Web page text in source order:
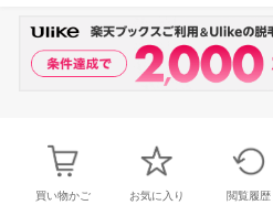
買い物かご お気に入り 閲覧履歴